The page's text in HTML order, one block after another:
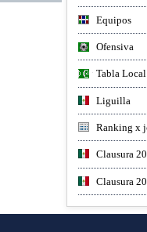
Equipos
Ofensiva
Tabla Local
Liguilla
Ranking x
Clausura
Clausura